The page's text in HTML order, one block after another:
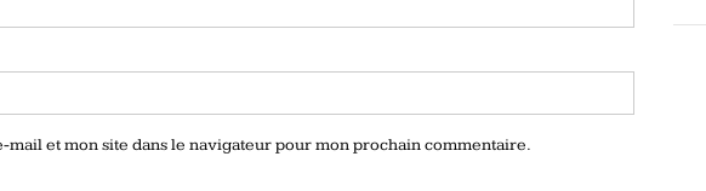
mail et mon site dans le navigateur pour mon prochain commentaire.